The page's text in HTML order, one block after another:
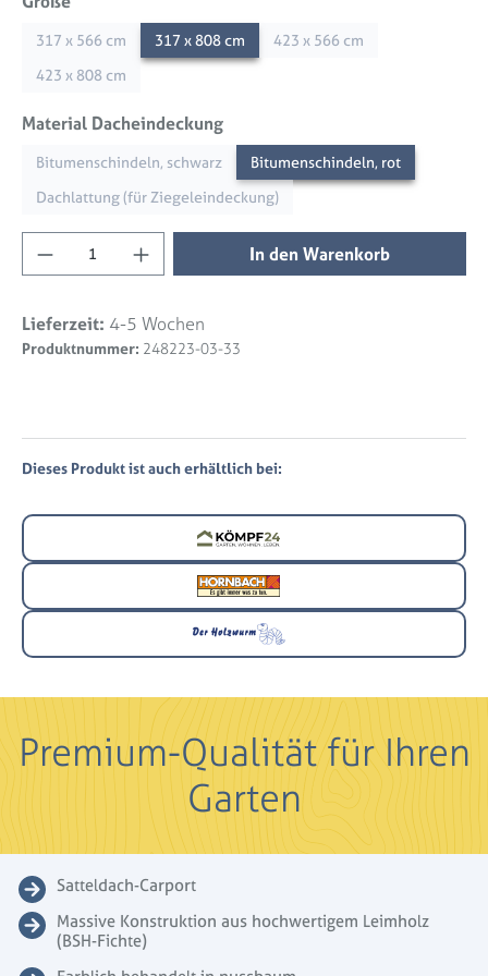
317 x 566 cm 317 x 808 cm
423 x 566 cm
423 x 808 cm
Material Dacheindeckungauswählen
Bitumenschindeln, schwarz
Bitumenschindeln, rot
Dachlattung (für Ziegeleindeckung)
Produkt Anzahl: Gib den gewünschten
In den Warenkorb
Lieferzeit: 4-5 Wochen
Produktnummer: 248223-03-33
Dieses Produkt ist auch erhältlich bei:
Premium-Qualität für Ihren
Garten
Satteldach-Carport
Massive Konstruktion aus hochwertigem Leimholz
(BSH-Fichte)